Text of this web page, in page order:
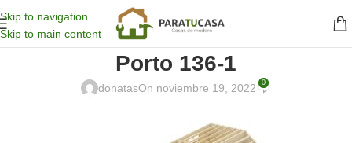
Skip to navigation
Skip to main content
Porto 136-1
donatasOn noviembre 19, 2022 0